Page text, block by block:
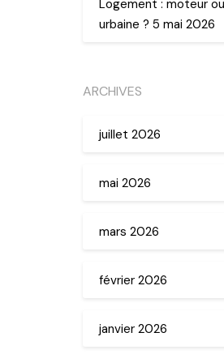
Logement : moteur
urbaine ? 5 mai 2026
ARCHIVES
juillet 2026
mai 2026
mars 2026
février 2026
janvier 2026